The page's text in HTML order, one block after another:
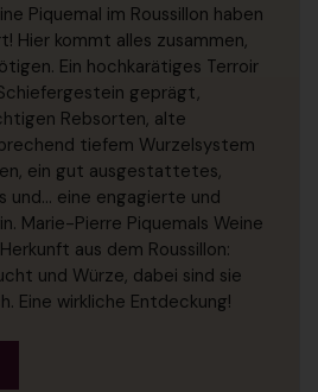
Piquemal im Roussillon haben
Hier kommt alles zusammen,
Ein hochkarätiges Terroir
geprägt,
Rebsorten, alte
tiefem Wurzelsystem
ein gut ausgestattetes,
und... eine engagierte und
Marie-Pierre Piquemals Weine
aus dem Roussillon:
und Würze, dabei sind sie
Eine wirkliche Entdeckung!